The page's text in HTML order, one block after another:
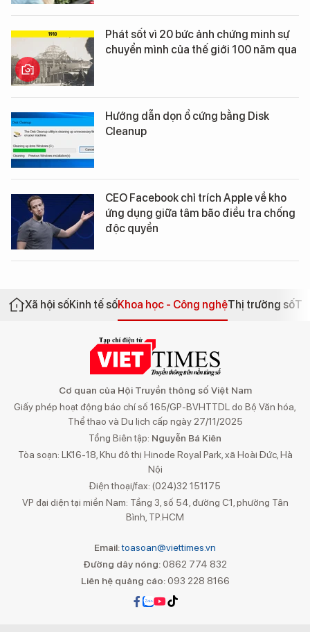
Phát sốt vì 20 bức ảnh chứng minh sự
chuyển mình của thế giới 100 năm qua
Hướng dẫn dọn ổ cứng bằng Disk
Cleanup
CEO Facebook chỉ trích Apple về kho
ứng dụng giữa tâm bão điều tra chống
độc quyền
Xã hội sốKinh tế sốKhoa học - Công nghệThị trường số
Cơ quan của Hội Truyền thông số Việt Nam
Giấy phép hoạt động báo chí số 165/GP-BVHTTDL do Bộ Văn hóa,
Thể thao và Du lịch cấp ngày 27/11/2025
Tổng Biên tập: Nguyễn Bá Kiên
Tòa soạn: LK16-18, Khu đô thị Hinode Royal Park, xã Hoài Đức, Hà
Nội
Điện thoại/fax: (024)32 151175
VP đại diện tại miền Nam: Tầng 3, số 54, đường C1, phường Tân
Bình, TP.HCM
Email:toasoan@viettimes.vn
Đường dây nóng: 0862 774 832
Liên hệ quảng cáo:093 228 8166